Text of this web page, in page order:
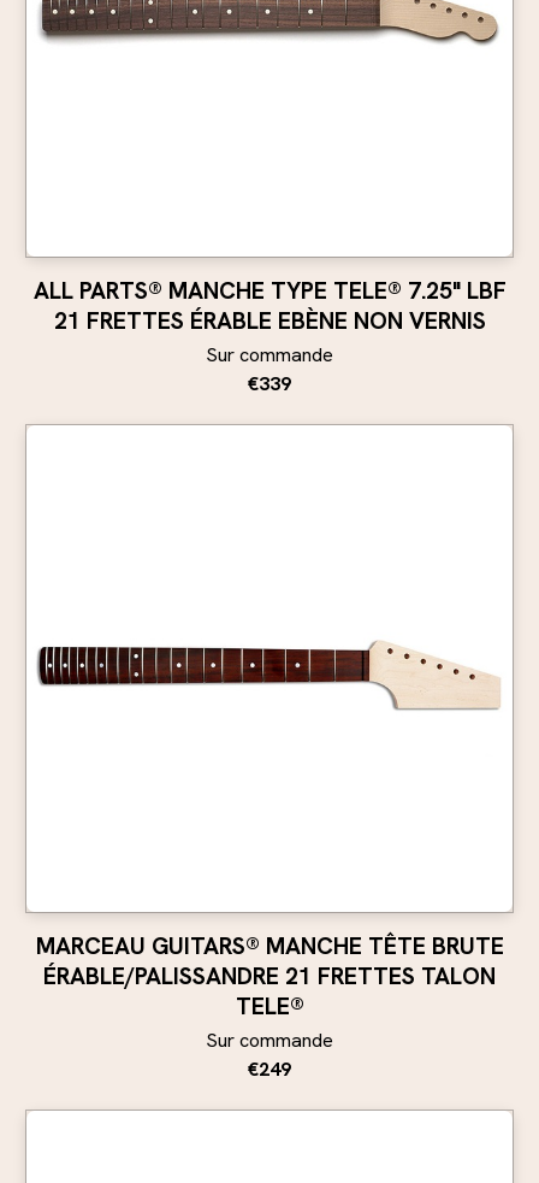
ALL PARTS® MANCHE TYPE TELE® 7.25" LBF
21 FRETTES ÉRABLE EBÈNE NON VERNIS
Sur commande
€339
MARCEAU GUITARS® MANCHE TÊTE BRUTE
ÉRABLE/PALISSANDRE 21 FRETTES TALON
TELE®
Sur commande
€249